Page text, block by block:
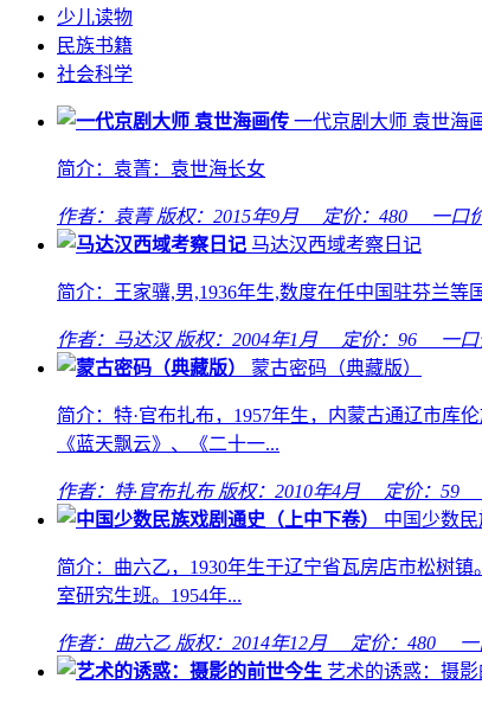
少儿读物
民族书籍
社会科学
一代京剧大师 袁世海
简介：袁菁：袁世海长女
作者：袁菁 版权：2015年9月 定价： 480 一口价
马达汉西域考察日记
简介：王家骥,男,1936年生,数度在任中国驻芬兰等
作者：马达汉 版权：2004年1月 定价： 96 一口
蒙古密码（典藏版）
简介：特·官布扎布，1957年生，内蒙古通辽市库
《蓝天飘云》、《二十一...
作者：特·官布扎布 版权：2010年4月 定价： 59
中国少数民
简介：曲六乙，1930年生于辽宁省瓦房店市松树
室研究生班。1954年...
作者：曲六乙 版权：2014年12月 定价： 480 一
艺术的诱惑：摄